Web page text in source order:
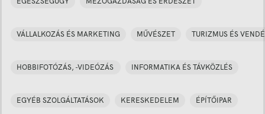
VÁLLALKOZÁS ÉS MARKETING MŰVÉSZET TURIZMUS ÉS
HOBBIFOTÓZÁS, -VIDEÓZÁS INFORMATIKA ÉS TÁVKÖZLÉS
EGYÉB SZOLGÁLTATÁSOK KERESKEDELEM ÉPÍTŐIPAR